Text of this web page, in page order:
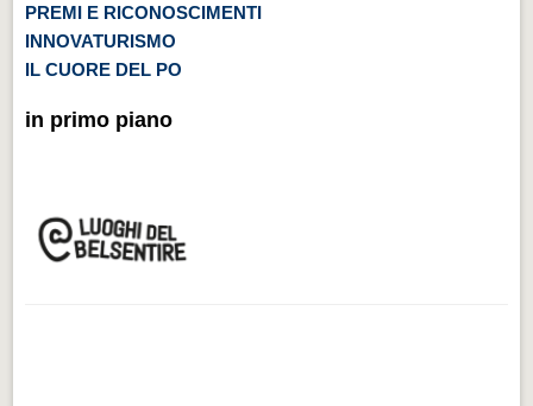
PREMI E RICONOSCIMENTI
INNOVATURISMO
IL CUORE DEL PO
in primo piano